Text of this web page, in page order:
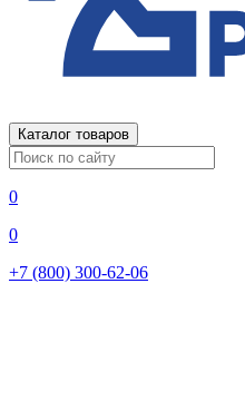
Каталог товаров
0
0
+7 (800) 300-62-06